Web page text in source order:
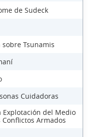
de Sudeck
Tsunamis
Cuidadoras
Explotación del Medio
Armados